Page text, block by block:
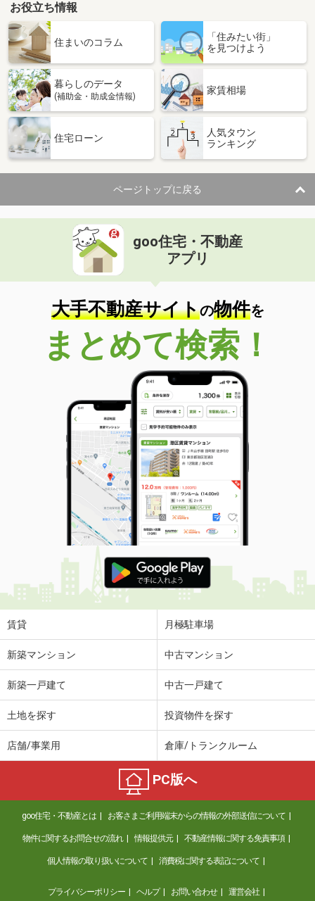
お役立ち情報
住まいのコラム
「住みたい街」
を見つけよう
暮らしのデータ
(補助金・助成金情報)
家賃相場
住宅ローン
人気タウン
ランキング
ページトップに戻る
goo住宅・不動産
アプリ
大手不動産サイトの物件を
まとめて検索！
賃貸 月極駐車場
新築マンション 中古マンション
新築一戸建て 中古一戸建て
土地を探す 投資物件を探す
店舗/事業用 倉庫/トランクルーム
PC版へ
goo住宅・不動産とは お客さまご利用端末からの情報の外部送信について
物件に関するお問合せの流れ 情報提供元 不動産情報に関する免責事項
個人情報の取り扱いについて 消費税に関する表記について
プライバシーポリシー ヘルプ お問い合わせ 運営会社